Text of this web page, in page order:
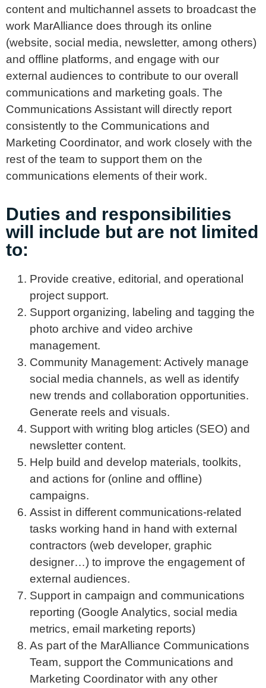
content and multichannel assets to broadcast the
work MarAlliance does through its online
(website, social media, newsletter, among others)
and offline platforms, and engage with our
external audiences to contribute to our overall
communications and marketing goals. The
Communications Assistant will directly report
consistently to the Communications and
Marketing Coordinator, and work closely with the
rest of the team to support them on the
communications elements of their work.
Duties and responsibilities
will include but are not limited
to:
Provide creative, editorial, and operational
project support.
Support organizing, labeling and tagging the
photo archive and video archive
management.
Community Management: Actively manage
social media channels, as well as identify
new trends and collaboration opportunities.
Generate reels and visuals.
Support with writing blog articles (SEO) and
newsletter content.
Help build and develop materials, toolkits,
and actions for (online and offline)
campaigns.
Assist in different communications-related
tasks working hand in hand with external
contractors (web developer, graphic
designer…) to improve the engagement of
external audiences.
Support in campaign and communications
reporting (Google Analytics, social media
metrics, email marketing reports)
As part of the MarAlliance Communications
Team, support the Communications and
Marketing Coordinator with any other